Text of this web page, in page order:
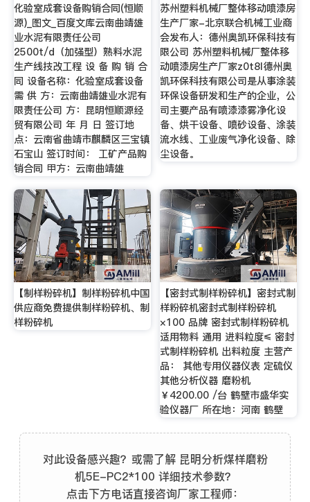
化验室成套设备购销合同(恒顺
源)_图文_百度文库云南曲靖雄
业水泥有限责任公司
2500t/d（加强型）熟料水泥
生产线技改工程 设 备 购 销 合
同 设备名称：化验室成套设备
需 供 方：云南曲靖雄业水泥有
限责任公司 方：昆明恒顺源经
贸有限公司 年 月 日 签订地
点：云南省曲靖市麒麟区三宝镇
石宝山 签订时间： 工矿产品购
销合同 甲方：云南曲靖雄
苏州塑料机械厂整体移动喷漆房
生产厂家-北京联合机械工业商
会发布人：德州奥凯环保科技有
限公司 苏州塑料机械厂整体移
动喷漆房生产厂家z0t8l德州奥
凯环保科技有限公司是从事涂装
环保设备研发和生产的企业，公
司主要产品有喷漆漆雾净化设
备、烘干设备、喷砂设备、涂装
流水线、工业废气净化设备、除
尘设备。
【制样粉碎机】制样粉碎机中国
供应商免费提供制样粉碎机、制
样粉碎机
【密封式制样粉碎机】密封式制
样粉碎机密封式制样粉碎机
×100 品牌 密封式制样粉碎机
适用物料 通用 进料粒度≤ 密封
式制样粉碎机 出料粒度 主营产
品： 其他专用仪器仪表 定硫仪
其他分析仪器 磨粉机
￥4200.00 /台 鹤壁市盛华实
验仪器厂 所在地：河南 鹤壁
对此设备感兴趣？或需了解 昆明分析煤样磨粉
机5E-PC2*100 详细技术参数？
点击下方电话直接咨询厂家工程师：